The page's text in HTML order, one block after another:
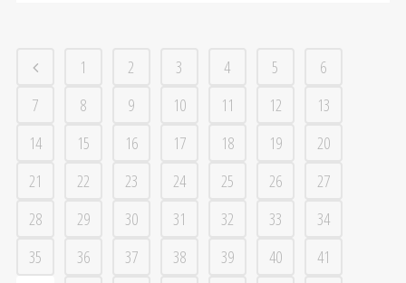
1 2 3 4 5
6
7
8 9 10 11 12
13
14
15 16 17 18 19
20
21
22 23 24 25 26
27
28
29 30 31 32 33
34
35
36 37 38 39 40
41